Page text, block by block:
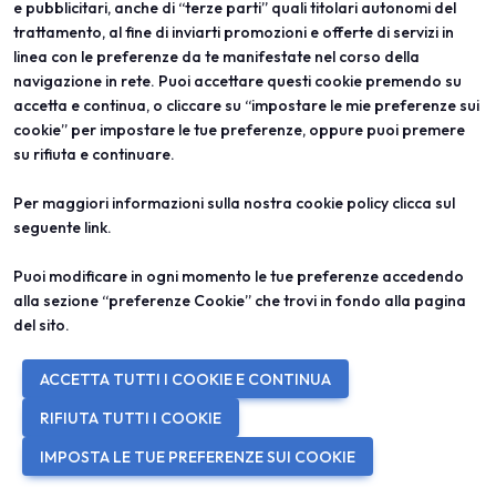
add
VEDI TUTTI GLI ESPOSITORI
e pubblicitari, anche di “terze parti” quali titolari autonomi del
trattamento, al fine di inviarti promozioni e offerte di servizi in
linea con le preferenze da te manifestate nel corso della
navigazione in rete. Puoi accettare questi cookie premendo su
accetta e continua, o cliccare su “impostare le mie preferenze sui
cookie” per impostare le tue preferenze, oppure puoi premere
su rifiuta e continuare.
Per maggiori informazioni sulla nostra cookie policy clicca sul
seguente link.
Puoi modificare in ogni momento le tue preferenze accedendo
alla sezione “preferenze Cookie” che trovi in fondo alla pagina
del sito.
ACCETTA TUTTI I COOKIE E CONTINUA
RIFIUTA TUTTI I COOKIE
IMPOSTA LE TUE PREFERENZE SUI COOKIE